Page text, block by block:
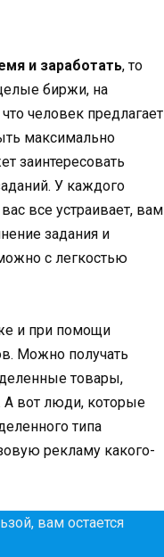
и заработать, то
биржи, на
человек предлагает
максимально
заинтересовать
У каждого
все устраивает, вам
задания и
с легкостью
и при помощи
Можно получать
товары,
А вот люди, которые
типа
рекламу какого-
вам остается